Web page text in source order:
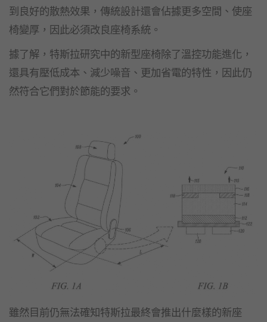
到良好的散熱效果，傳統設計還會佔據更多空間、使座
椅變厚，因此必須改良座椅系統。
據了解，特斯拉研究中的新型座椅除了溫控功能進化，
還具有壓低成本、減少噪音、更加省電的特性，因此仍
然符合它們對於節能的要求。
雖然目前仍無法確知特斯拉最終會推出什麼樣的新座